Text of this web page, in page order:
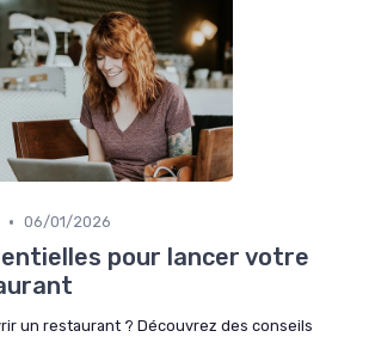
• 06/01/2026
pour lancer votre
un restaurant ? Découvrez des conseils